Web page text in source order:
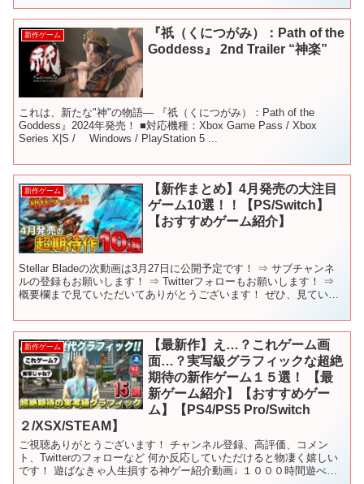
新作ゲーム
『祇（くにつがみ）：Path of the
Goddess』 2nd Trailer “神楽”
これは、新たな"神"の物語― 『祇（くにつがみ）：Path of the
Goddess』2024年発売！ ■対応機種：Xbox Game Pass / Xbox
Series X|S / Windows / PlayStation 5 ...
新作ゲーム
【新作まとめ】4月発売の大注目
ゲーム10選！！【PS/Switch】
【おすすめゲーム紹介】
Stellar Bladeの次動画は3月27日に公開予定です！ ⇒ サブチャンネ
ルの登録もお願いします！ ⇒ Twitterフォローもお願いします！ ⇒
概要欄まで見ていただいてありがとうございます！ ぜひ、見ていた
新作ゲーム
【最新作】え…？これゲーム画
面…？実写級グラフィックな超絶
期待の新作ゲーム１５選！ 【最
新ゲーム紹介】【おすすめゲー
ム】【PS4/PS5 Pro/Switch
２/XSX/STEAM】
ご視聴ありがとうございます！ チャンネル登録、高評価、コメン
ト、Twitterのフォローなど 何か反応していただけると物凄く嬉しい
です！ 遊ばなきゃ人生損する神ゲー紹介動画↓ １０００時間遊べる